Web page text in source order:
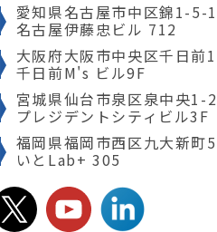
愛知県名古屋市中区錦1-5-
名古屋伊藤忠ビル 712
大阪府大阪市中央区千日前
千日前M's ビル9F
宮城県仙台市泉区泉中央1-
プレジデントシティビル3F
福岡県福岡市西区九大新町
いとLab+ 305